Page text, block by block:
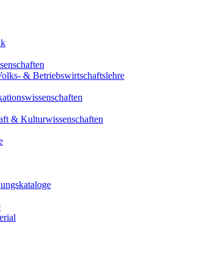
& Betriebswirtschaftslehre
& Kulturwissenschaften